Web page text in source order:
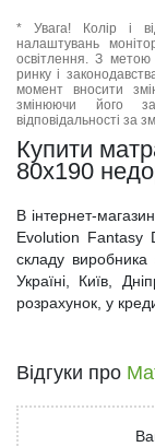
* Увага! Колір і
налаштувань
освітлення. З метою
ринку і
момент вносити
змінюючи його
відповідальності за
Купити
80x190
В інтернет-
Evolution Fantasy
складу
Україні, Київ,
розрахунок, у
Відгуки про